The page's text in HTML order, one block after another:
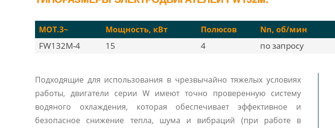
MOT.3~ Мощность, кВт Полюсов Nn, об/мин
FW132M-4 15 4 по запросу
Подходящие для использования в чрезвычайно тяжелых условиях
работы, двигатели серии W имеют точно проверенную систему
водяного охлаждения, которая обеспечивает эффективное и
безопасное снижение тепла, шума и вибраций (при работе в